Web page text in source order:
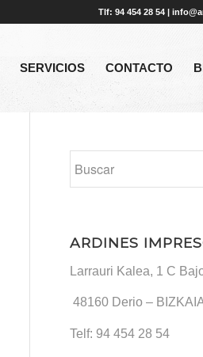
Tlf: 94 454 28 54 |
SERVICIOS CONTACTO
ARDINES
Larrauri Kalea, 1 C
48160 Derio –
Telf: 94 454 28 54